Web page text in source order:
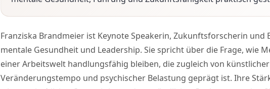
Franziska Brandmeier ist Keynote Speakerin, Zukunftsforscherin
mentale Gesundheit und Leadership. Sie spricht über die Frage, wie
einer Arbeitswelt handlungsfähig bleiben, die zugleich von
Veränderungstempo und psychischer Belastung geprägt ist. Ihre